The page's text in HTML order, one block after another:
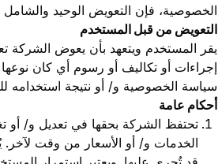
الخصوصية، فإن التعويض الوحيد
التعويض من قبل المستخدم
يقر المستخدم ويتعهد بأن يعوض الشركة
إجراءات أو تكاليف أو رسوم أي كان نوعها
سياسة الخصوصية و/ أو نتيجة استخدامه
أحكام عامة
تحتفظ الشركة بحقها في تعديل و/ أو
الخدمات و/ أو الأسعار من وقت لآخر.